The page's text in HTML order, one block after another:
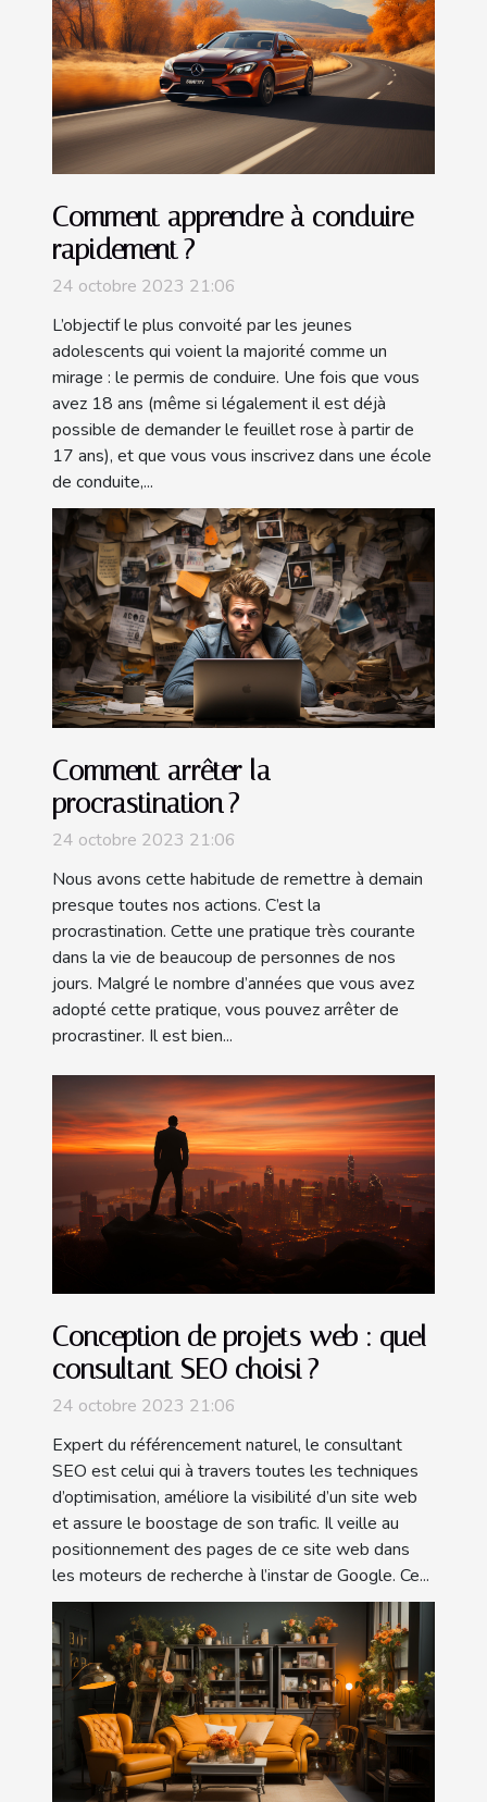
Comment apprendre à conduire
rapidement ?
24 octobre 2023 21:06
L’objectif le plus convoité par les jeunes
adolescents qui voient la majorité comme un
mirage : le permis de conduire. Une fois que vous
avez 18 ans (même si légalement il est déjà
possible de demander le feuillet rose à partir de
17 ans), et que vous vous inscrivez dans une école
de conduite,...
Comment arrêter la
procrastination ?
24 octobre 2023 21:06
Nous avons cette habitude de remettre à demain
presque toutes nos actions. C’est la
procrastination. Cette une pratique très courante
dans la vie de beaucoup de personnes de nos
jours. Malgré le nombre d’années que vous avez
adopté cette pratique, vous pouvez arrêter de
procrastiner. Il est bien...
Conception de projets web : quel
consultant SEO choisi ?
24 octobre 2023 21:06
Expert du référencement naturel, le consultant
SEO est celui qui à travers toutes les techniques
d’optimisation, améliore la visibilité d’un site web
et assure le boostage de son trafic. Il veille au
positionnement des pages de ce site web dans
les moteurs de recherche à l’instar de Google. Ce...